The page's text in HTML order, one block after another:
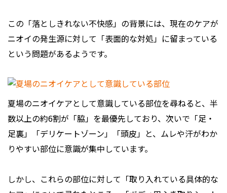
この「落としきれない不快感」の背景には、現在のケアが
ニオイの発生源に対して「表面的な対処」に留まっている
という問題があるようです。
夏場のニオイケアとして意識している部位を尋ねると、半
数以上の約6割が「脇」を最優先しており、次いで「足・
足裏」「デリケートゾーン」「頭皮」と、ムレや汗がわか
りやすい部位に意識が集中しています。
しかし、これらの部位に対して「取り入れている具体的な